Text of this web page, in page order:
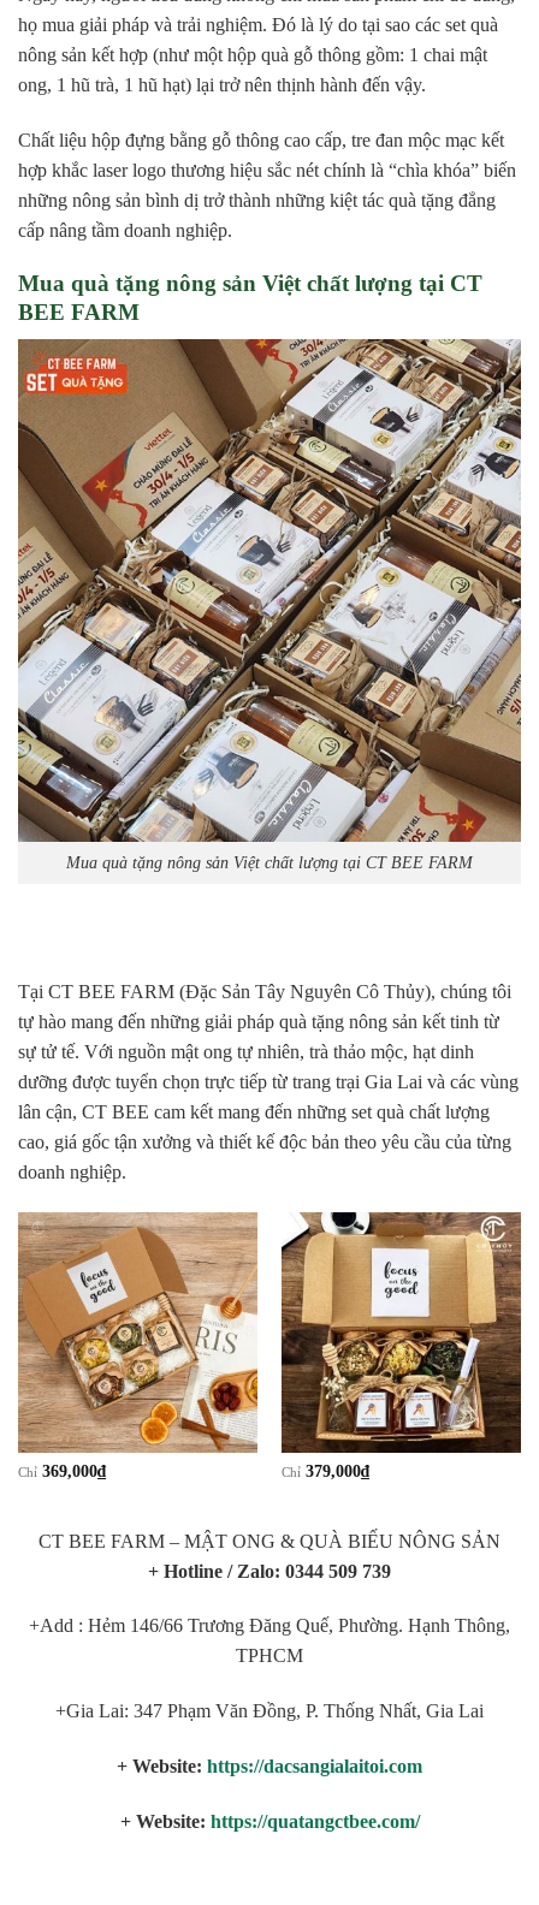
họ mua giải pháp và trải nghiệm. Đó là lý do tại sao các set quà
nông sản kết hợp (như một hộp quà gỗ thông gồm: 1 chai mật
ong, 1 hũ trà, 1 hũ hạt) lại trở nên thịnh hành đến vậy.
Chất liệu hộp đựng bằng gỗ thông cao cấp, tre đan mộc mạc kết
hợp khắc laser logo thương hiệu sắc nét chính là “chìa khóa” biến
những nông sản bình dị trở thành những kiệt tác quà tặng đẳng
cấp nâng tầm doanh nghiệp.
Mua quà tặng nông sản Việt chất lượng tại CT
BEE FARM
Mua quà tặng nông sản Việt chất lượng tại CT BEE FARM
Tại CT BEE FARM (Đặc Sản Tây Nguyên Cô Thủy), chúng tôi
tự hào mang đến những giải pháp quà tặng nông sản kết tinh từ
sự tử tế. Với nguồn mật ong tự nhiên, trà thảo mộc, hạt dinh
dưỡng được tuyển chọn trực tiếp từ trang trại Gia Lai và các vùng
lân cận, CT BEE cam kết mang đến những set quà chất lượng
cao, giá gốc tận xưởng và thiết kế độc bản theo yêu cầu của từng
doanh nghiệp.
Chỉ 369,000₫ Chỉ 379,000₫
CT BEE FARM – MẬT ONG & QUÀ BIẾU NÔNG SẢN
+ Hotline / Zalo: 0344 509 739
+Add : Hẻm 146/66 Trương Đăng Quế, Phường. Hạnh Thông,
TPHCM
+Gia Lai: 347 Phạm Văn Đồng, P. Thống Nhất, Gia Lai
+ Website: https://dacsangialaitoi.com
+ Website: https://quatangctbee.com/